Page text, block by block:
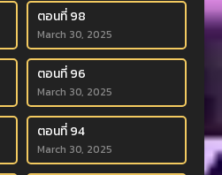
ตอนที่ 98
March 30, 2025
ตอนที่ 96
March 30, 2025
ตอนที่ 94
March 30, 2025